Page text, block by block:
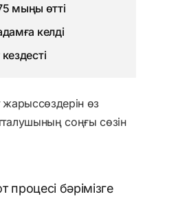
мыңы өтті
келді
жарыссөздерін өз
соңғы сөзін
процесі бәрімізге